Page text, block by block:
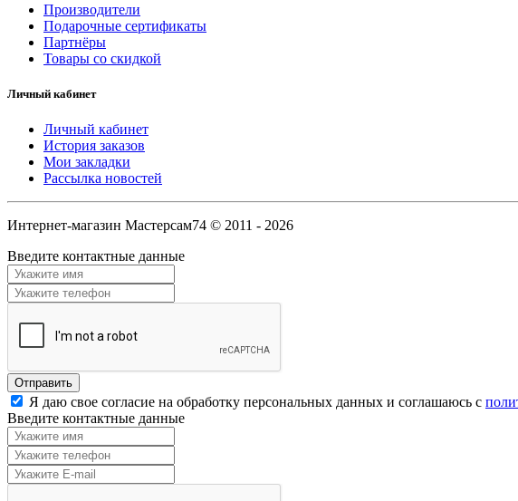
Производители
Подарочные сертификаты
Партнёры
Товары со скидкой
Личный кабинет
Личный кабинет
История заказов
Мои закладки
Рассылка новостей
Интернет-магазин Мастерсам74 © 2011 - 2026
Введите контактные данные
Я даю свое согласие на обработку персональных данных и соглашаюсь с
Введите контактные данные